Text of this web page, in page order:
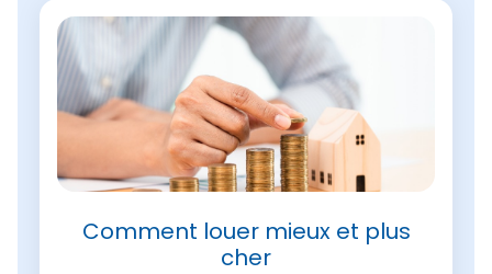
Comment louer mieux et plus
cher